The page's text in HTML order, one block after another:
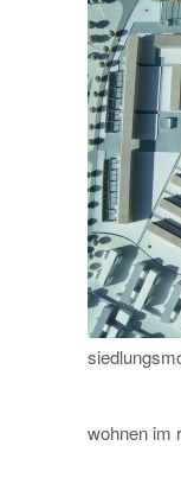
wohnen im